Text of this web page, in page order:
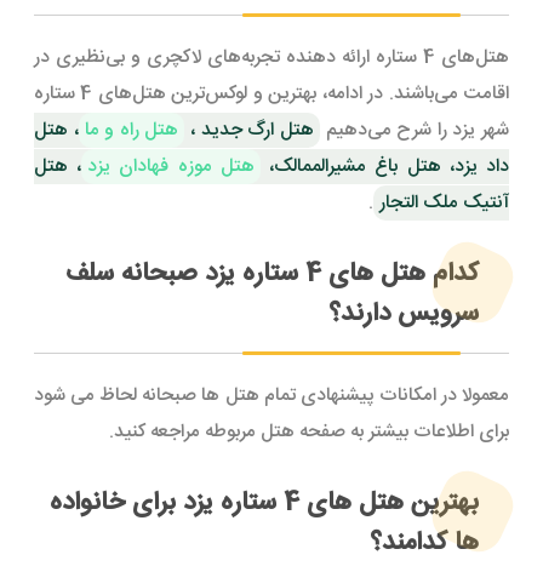
هتل‌های 4 ستاره ارائه دهنده تجربه‌های لاکچری و بی‌نظیری در
اقامت می‌باشند. در ادامه، بهترین و لوکس‌ترین هتل‌های 4 ستاره
شهر یزد را شرح می‌دهیم هتل ارگ جدید ، هتل راه و ما ، هتل
داد یزد، هتل باغ مشیرالممالک، هتل موزه فهادان یزد ، هتل
آنتیک ملک التجار .
کدام هتل های 4 ستاره یزد صبحانه سلف
سرویس دارند؟
معمولا در امکانات پیشنهادی تمام هتل ها صبحانه لحاظ می شود
برای اطلاعات بیشتر به صفحه هتل مربوطه مراجعه کنید.
بهترین هتل های 4 ستاره یزد برای خانواده
ها کدامند؟